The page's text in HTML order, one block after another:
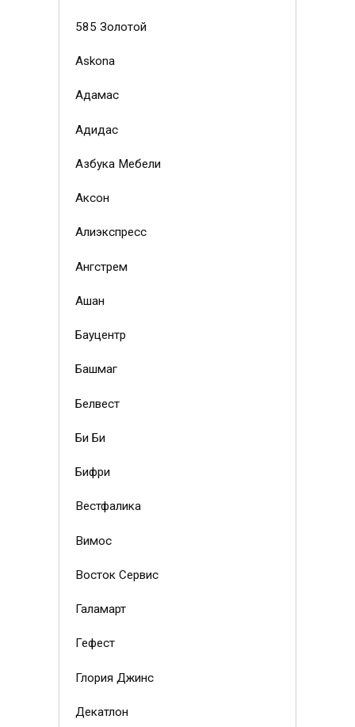
585 Золотой
Askona
Адамас
Адидас
Азбука Мебели
Аксон
Алиэкспресс
Ангстрем
Ашан
Бауцентр
Башмаг
Белвест
Би Би
Бифри
Вестфалика
Вимос
Восток Сервис
Галамарт
Гефест
Глория Джинс
Декатлон